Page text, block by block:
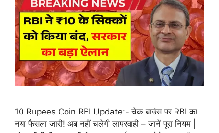
10 Rupees Coin RBI Update:- चेक बाउंस पर RBI का
नया फैसला जारी! अब नहीं चलेगी लापरवाही – जानें पूरा नियम |